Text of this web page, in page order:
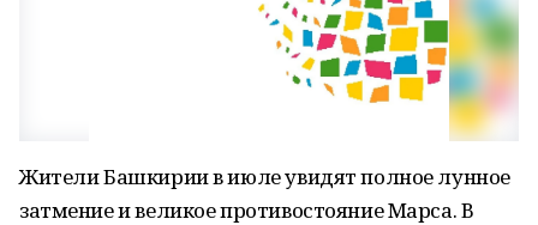
Жители Башкирии в июле увидят полное лунное
затмение и великое противостояние Марса. В